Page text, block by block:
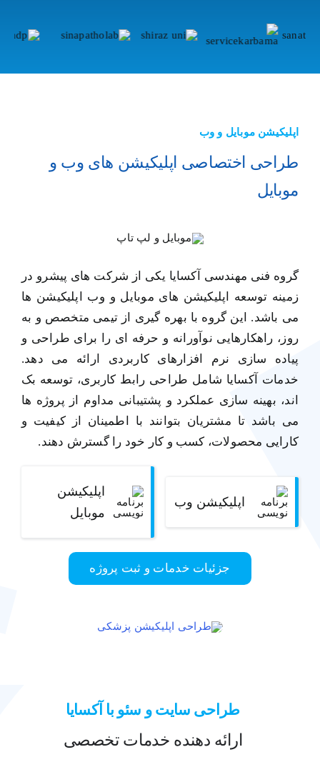
اپلیکیشن موبایل و وب
طراحی اختصاصی اپلیکیشن های وب و
موبایل
گروه فنی مهندسی آکسایا یکی از شرکت های پیشرو در
زمینه توسعه اپلیکیشن های موبایل و وب اپلیکیشن ها
می باشد. این گروه با بهره گیری از تیمی متخصص و به
روز، راهکارهایی نوآورانه و حرفه ای را برای طراحی و
پیاده سازی نرم افزارهای کاربردی ارائه می دهد.
خدمات آکسایا شامل طراحی رابط کاربری، توسعه بک
اند، بهینه سازی عملکرد و پشتیبانی مداوم از پروژه ها
می باشد تا مشتریان بتوانند با اطمینان از کیفیت و
کارایی محصولات، کسب و کار خود را گسترش دهند.
اپلیکیشن وب
اپلیکیشن
موبایل
جزئیات خدمات و ثبت پروژه
طراحی سایت و سئو با آکسایا
ارائه دهنده خدمات تخصصی